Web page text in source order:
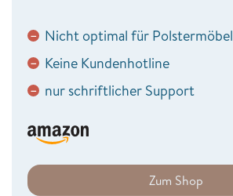
− Nicht optimal für Polstermöbel
− Keine Kundenhotline
− nur schriftlicher Support
Zum Shop